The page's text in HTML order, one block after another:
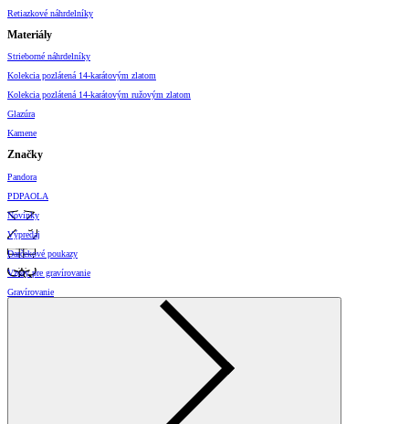
Retiazkové náhrdelníky
Materiály
Strieborné náhrdelníky
Kolekcia pozlátená 14-karátovým zlatom
Kolekcia pozlátená 14-karátovým ružovým zlatom
Glazúra
Kamene
Značky
Pandora
PDPAOLA
Novinky
Výpredaj
Darčekové poukazy
Vzory pre gravírovanie
Gravírovanie